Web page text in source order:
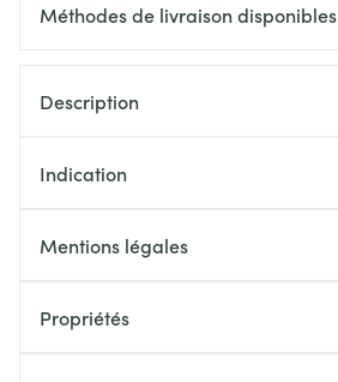
Méthodes de livraison disponibles
Description
Indication
Mentions légales
Propriétés